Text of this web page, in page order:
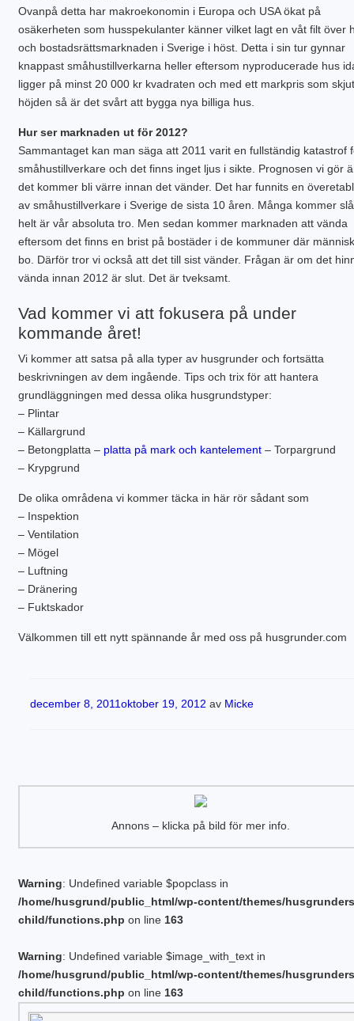
Ovanpå detta har makroekonomin i Europa och USA ökat på
osäkerheten som husspekulanter känner vilket lagt en våt filt över
och bostadsrättsmarknaden i Sverige i höst. Detta i sin tur gynnar
knappast småhustillverkarna heller eftersom nyproducerade hus
ligger på minst 20 000 kr kvadraten och med ett markpris som
höjden så är det svårt att bygga nya billiga hus.
Hur ser marknaden ut för 2012?
Sammantaget kan man säga att 2011 varit en fullständig katastrof
småhustillverkare och det finns inget ljus i sikte. Prognosen vi gör
det kommer bli värre innan det vänder. Det har funnits en
av småhustillverkare i Sverige de sista 10 åren. Många kommer
helt är vår absoluta tro. Men sedan kommer marknaden att vända
eftersom det finns en brist på bostäder i de kommuner där
bo. Därför tror vi också att det till sist vänder. Frågan är om det
vända innan 2012 är slut. Det är tveksamt.
Vad kommer vi att fokusera på under
kommande året!
Vi kommer att satsa på alla typer av husgrunder och fortsätta
beskrivningen av dem ingående. Tips och trix för att hantera
grundläggningen med dessa olika husgrundstyper:
– Plintar
– Källargrund
– Betongplatta – platta på mark och kantelement – Torpargrund
– Krypgrund
De olika områdena vi kommer täcka in här rör sådant som
– Inspektion
– Ventilation
– Mögel
– Luftning
– Dränering
– Fuktskador
Välkommen till ett nytt spännande år med oss på husgrunder.com
Publicerat
december 8, 2011oktober 19, 2012 av Micke
Annons – klicka på bild för mer info.
Warning: Undefined variable $popclass in
/home/husgrund/public_html/wp-content/themes/
child/functions.php on line 163
Warning: Undefined variable $image_with_text in
/home/husgrund/public_html/wp-content/themes/
child/functions.php on line 163